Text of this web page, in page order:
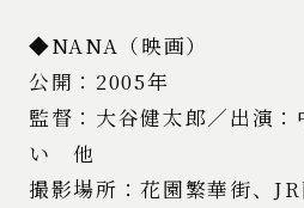
◆NANA（映画）
公開：2005年
監督：大谷健太郎／出演
い 他
撮影場所：花園繁華街、